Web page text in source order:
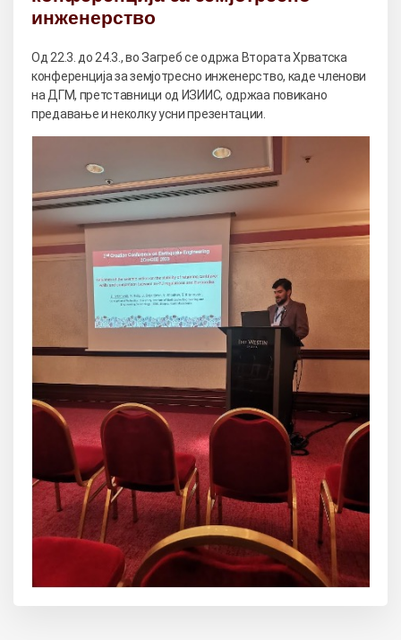
инженерство
Од 22.3. до 24.3., во Загреб се одржа Втората Хрватска
конференција за земјотресно инженерство, каде членови
на ДГМ, претставници од ИЗИИС, одржаа повикано
предавање и неколку усни презентации.